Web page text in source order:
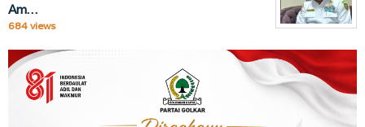
Am…
684 views